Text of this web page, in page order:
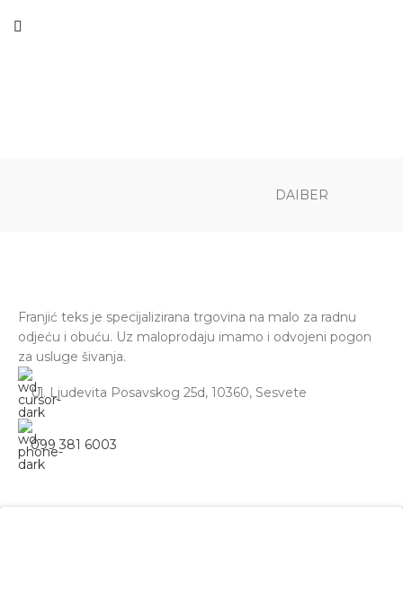
DAIBER
Franjić teks je specijalizirana trgovina na malo za radnu
odjeću i obuću. Uz maloprodaju imamo i odvojeni pogon
za usluge šivanja.
Ul. Ljudevita Posavskog 25d, 10360, Sesvete
099 381 6003